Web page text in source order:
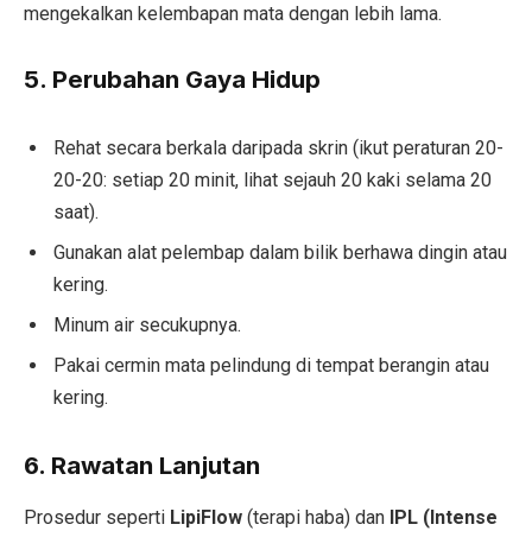
mengekalkan kelembapan mata dengan lebih lama.
5. Perubahan Gaya Hidup
Rehat secara berkala daripada skrin (ikut peraturan 20-
20-20: setiap 20 minit, lihat sejauh 20 kaki selama 20
saat).
Gunakan alat pelembap dalam bilik berhawa dingin atau
kering.
Minum air secukupnya.
Pakai cermin mata pelindung di tempat berangin atau
kering.
6. Rawatan Lanjutan
Prosedur seperti LipiFlow (terapi haba) dan IPL (Intense